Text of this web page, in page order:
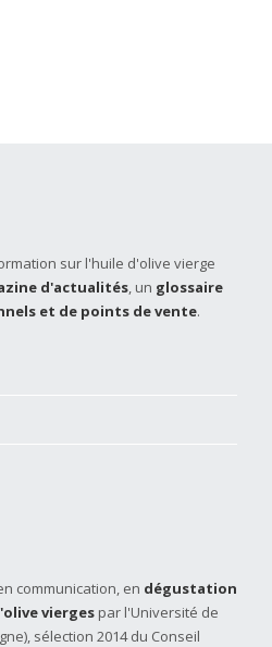
sur l'huile d'olive vierge
d'actualités, un glossaire
et de points de vente.
communication, en dégustation
vierges par l'Université de
sélection 2014 du Conseil